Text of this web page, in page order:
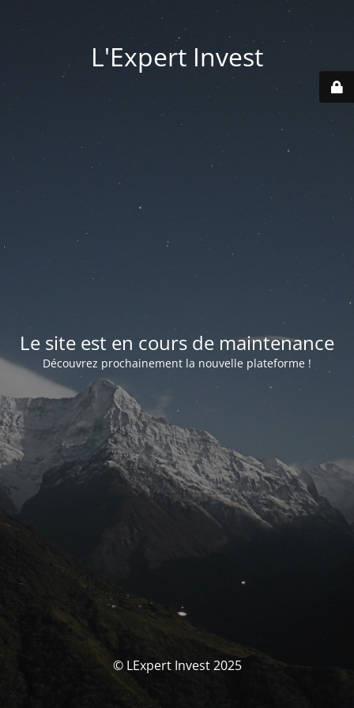
L'Expert Invest
Le site est en cours de maintenance
Découvrez prochainement la nouvelle plateforme !
© LExpert Invest 2025